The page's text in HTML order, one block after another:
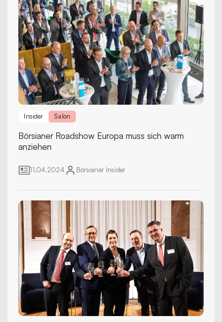
Aktienportfolios. Die Frage für professionelle
Anleger ist nicht mehr, ob sie in Europa
investieren sollen, sondern wie sie dies tun.
Insider Salon
Börsianer Roadshow Europa muss sich warm
anziehen
11.04.2024 Börsianer Insider